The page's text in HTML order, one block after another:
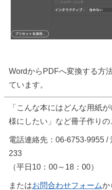
WordからPDFへ変換する方
ています。
「こんな本にはどんな用紙
様にしたい」など冊子作りの
電話連絡先：06-6753-9955 /
233
（平日10：00～18：00）
またはお問合わせフォームか